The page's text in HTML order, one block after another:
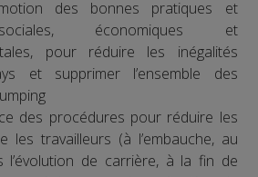
des bonnes pratiques et
économiques et
pour réduire les inégalités
et supprimer l’ensemble des
des procédures pour réduire les
les travailleurs (à l’embauche, au
l’évolution de carrière, à la fin de